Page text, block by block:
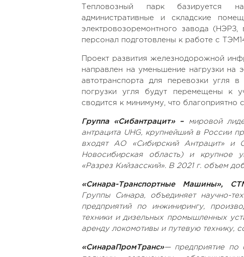
Тепловозный парк базируется
административные и складские
электровозоремонтного завода (НЭРЗ,
персонал подготовлены к работе с
Проект развития железнодорожной
направлен на уменьшение нагрузки на
автотранспорта для перевозки угля в
погрузки угля будут перемещены к
сводится к минимуму, что благоприятно
Группа «Сибантрацит» – мировой
антрацита UHG,
крупнейший в России
входят АО «Сибирский Антрацит» и
Новосибирская область) и крупное
«Разрез Кийзасский». В 2021 г. объем
«Синара-Транспортные Машины»,
Группы Синара, объединяет научно-
предприятий по инжинирингу,
техники и дизельных промышленных
аренду локомотивы и путевую технику,
«СинараПромТранс»— предприятие по